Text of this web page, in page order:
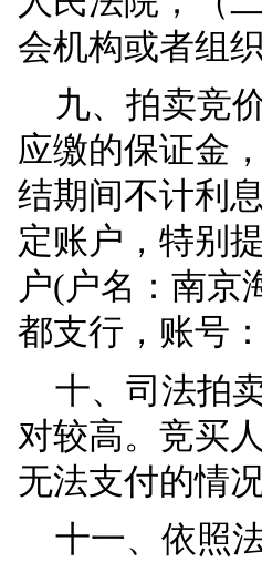
七、标的
费依照税
办理水、电
理等欠费均
担。 能否办
地限购政策
认，标的
自负，拍卖
由买受人自